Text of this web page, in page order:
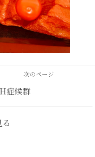
次のページ
症候群